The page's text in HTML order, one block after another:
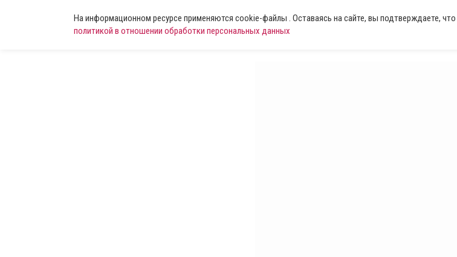
На информационном ресурсе применяются cookie-файлы . Оставаясь на сайте, вы подтверждаете, что
политикой в отношении обработки персональных данных